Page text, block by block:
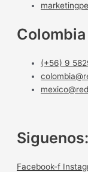
(+56) 9
Siguenos:
Facebook-f